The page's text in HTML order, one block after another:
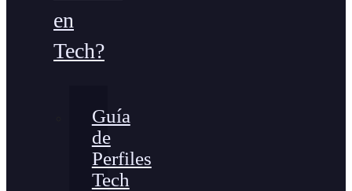
en
Tech?
Guía
de
Perfiles
Tech